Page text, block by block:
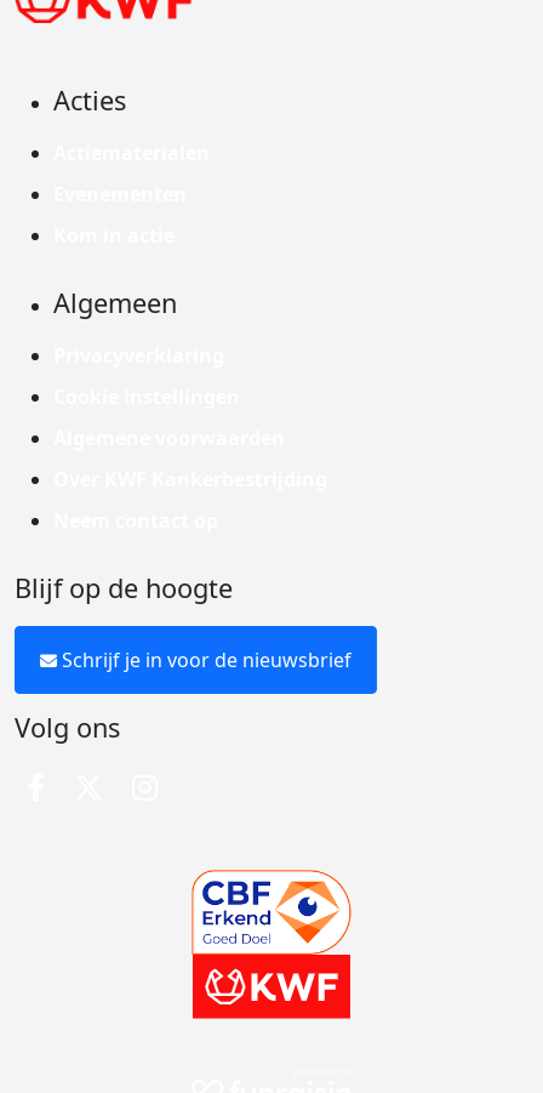
Acties
Algemeen
Blijf op de hoogte
Schrijf je in voor de nieuwsbrief
Volg ons